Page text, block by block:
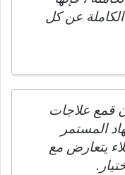
عن كل
قمع علاجات
المستمر
يتعارض مع